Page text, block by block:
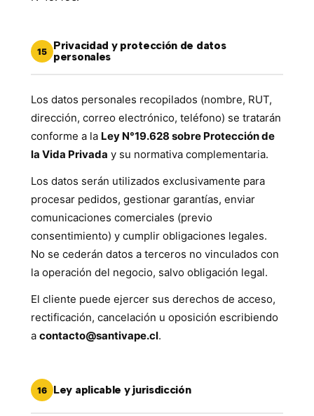
15
Privacidad y protección de datos
personales
Los datos personales recopilados (nombre, RUT,
dirección, correo electrónico, teléfono) se tratarán
conforme a la Ley N°19.628 sobre Protección de
la Vida Privada y su normativa complementaria.
Los datos serán utilizados exclusivamente para
procesar pedidos, gestionar garantías, enviar
comunicaciones comerciales (previo
consentimiento) y cumplir obligaciones legales.
No se cederán datos a terceros no vinculados con
la operación del negocio, salvo obligación legal.
El cliente puede ejercer sus derechos de acceso,
rectificación, cancelación u oposición escribiendo
a contacto@santivape.cl.
16 Ley aplicable y jurisdicción